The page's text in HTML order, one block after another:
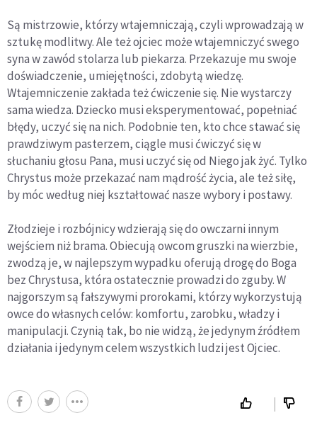
Są mistrzowie, którzy wtajemniczają, czyli wprowadzają w
sztukę modlitwy. Ale też ojciec może wtajemniczyć swego
syna w zawód stolarza lub piekarza. Przekazuje mu swoje
doświadczenie, umiejętności, zdobytą wiedzę.
Wtajemniczenie zakłada też ćwiczenie się. Nie wystarczy
sama wiedza. Dziecko musi eksperymentować, popełniać
błędy, uczyć się na nich. Podobnie ten, kto chce stawać się
prawdziwym pasterzem, ciągle musi ćwiczyć się w
słuchaniu głosu Pana, musi uczyć się od Niego jak żyć. Tylko
Chrystus może przekazać nam mądrość życia, ale też siłę,
by móc według niej kształtować nasze wybory i postawy.
Złodzieje i rozbójnicy wdzierają się do owczarni innym
wejściem niż brama. Obiecują owcom gruszki na wierzbie,
zwodzą je, w najlepszym wypadku oferują drogę do Boga
bez Chrystusa, która ostatecznie prowadzi do zguby. W
najgorszym są fałszywymi prorokami, którzy wykorzystują
owce do własnych celów: komfortu, zarobku, władzy i
manipulacji. Czynią tak, bo nie widzą, że jedynym źródłem
działania i jedynym celem wszystkich ludzi jest Ojciec.